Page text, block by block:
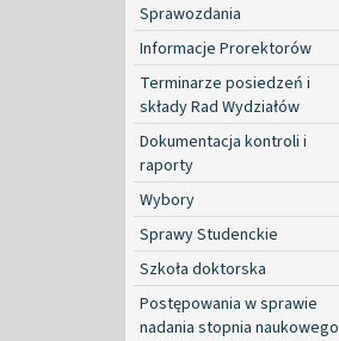
Sprawozdania
Informacje Prorektorów
Terminarze posiedzeń i
składy Rad Wydziałów
Dokumentacja kontroli i
raporty
Wybory
Sprawy Studenckie
Szkoła doktorska
Postępowania w sprawie
nadania stopnia naukowego